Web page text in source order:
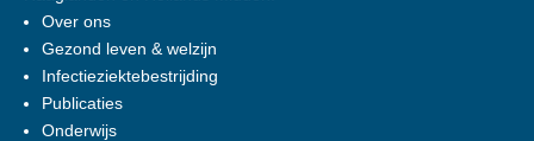
Over ons
Gezond leven & welzijn
Infectieziektebestrijding
Publicaties
Onderwijs